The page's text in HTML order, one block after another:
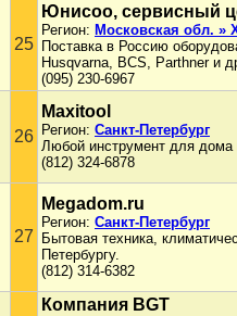
25
Юнисоо, сервисный
Регион: Московская обл. »
Поставка в Россию
Husqvarna, BCS, Parthner и
(095) 230-6967
26
Maxitool
Регион: Санкт-Петербург
Любой инструмент для
(812) 324-6878
27
Megadom.ru
Регион: Санкт-Петербург
Бытовая техника,
Петербургу.
(812) 314-6382
Компания BGT